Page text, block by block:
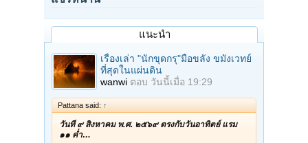
แนะนำ
เรื่องเล่า "นักขุดกรุ"มือขลัง ขมังเวทย์
ที่สุดในแผ่นดิน
wanwi ตอบ วันนี้เมื่อ 19:29
Pattana said: ↑
วันที่ ๙ สิงหาคม พ.ศ. ๒๕๖๙ ตรงกับวันอาทิตย์ แรม
๑๑ ค่ำ…